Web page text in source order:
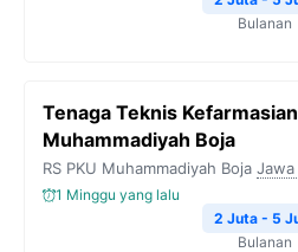
Bulanan
Tenaga Teknis Kefarmasian
Muhammadiyah Boja
RS PKU Muhammadiyah Boja Jawa
1 Minggu yang lalu
2 Juta - 5
Bulanan